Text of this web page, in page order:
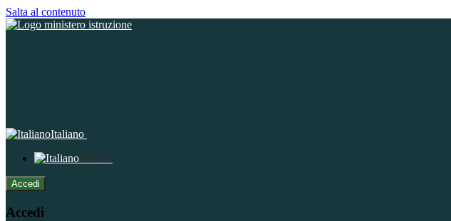
Salta al contenuto
Italiano
Italiano
Accedi
Accedi